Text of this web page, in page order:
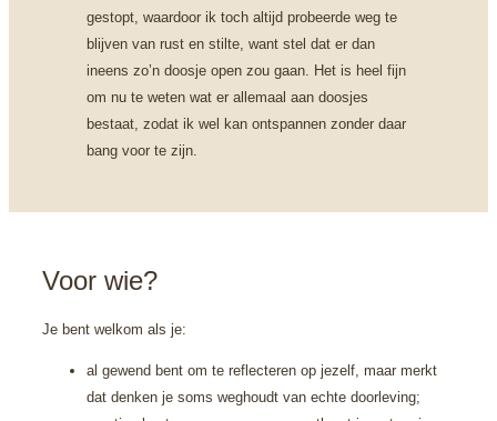
gestopt, waardoor ik toch altijd probeerde weg te
blijven van rust en stilte, want stel dat er dan
ineens zo’n doosje open zou gaan. Het is heel fijn
om nu te weten wat er allemaal aan doosjes
bestaat, zodat ik wel kan ontspannen zonder daar
bang voor te zijn.
Voor wie?
Je bent welkom als je:
al gewend bent om te reflecteren op jezelf, maar merkt
dat denken je soms weghoudt van echte doorleving;